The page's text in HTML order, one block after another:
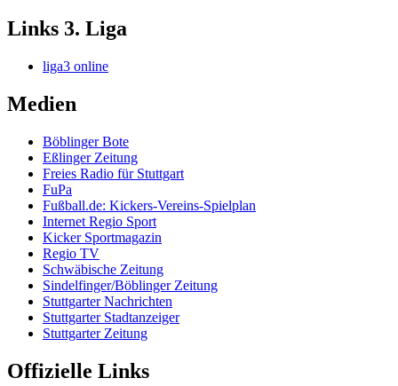
Links 3. Liga
liga3 online
Medien
Böblinger Bote
Eßlinger Zeitung
Freies Radio für Stuttgart
FuPa
Fußball.de: Kickers-Vereins-Spielplan
Internet Regio Sport
Kicker Sportmagazin
Regio TV
Schwäbische Zeitung
Sindelfinger/Böblinger Zeitung
Stuttgarter Nachrichten
Stuttgarter Stadtanzeiger
Stuttgarter Zeitung
Offizielle Links